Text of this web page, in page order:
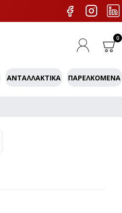
0
ΑΝΤΑΛΛΑΚΤΙΚΆ ΠΑΡΕΛΚΌΜΕΝΑ